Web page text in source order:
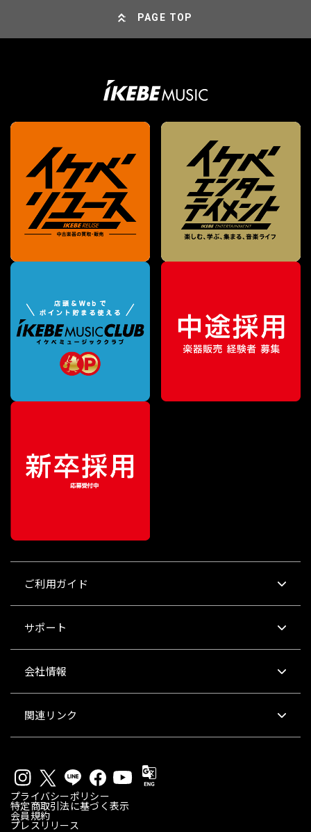
PAGE TOP
ご利用ガイド
サポート
会社情報
関連リンク
プライバシーポリシー
特定商取引法に基づく表示
会員規約
プレスリリース